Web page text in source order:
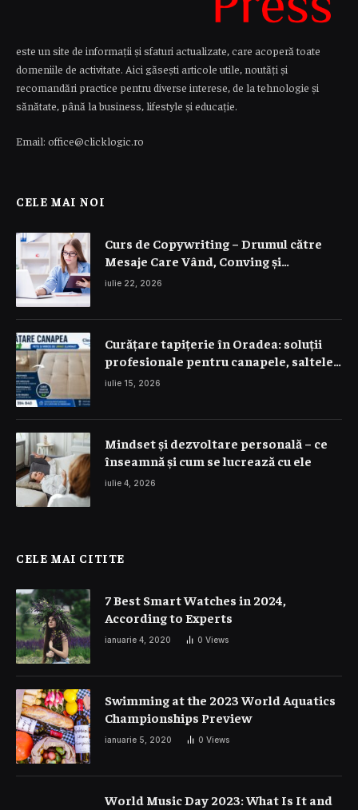
este un site de informații și sfaturi actualizate, care acoperă toate
domeniile de activitate. Aici găsești articole utile, noutăți și
recomandări practice pentru diverse interese, de la tehnologie și
sănătate, până la business, lifestyle și educație.
Email: office@clicklogic.ro
CELE MAI NOI
Curs de Copywriting – Drumul către
Mesaje Care Vând, Conving și
Construiesc Branduri Puternice
iulie 22, 2026
Curățare tapițerie în Oradea: soluții
profesionale pentru canapele, saltele
și interior auto
iulie 15, 2026
Mindset și dezvoltare personală – ce
înseamnă și cum se lucrează cu ele
iulie 4, 2026
CELE MAI CITITE
7 Best Smart Watches in 2024,
According to Experts
ianuarie 4, 2020 0 Views
Swimming at the 2023 World Aquatics
Championships Preview
ianuarie 5, 2020 0 Views
World Music Day 2023: What Is It and